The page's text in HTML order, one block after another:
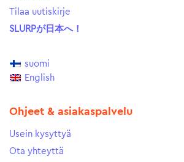
Tilaa uutiskirje
SLURPが日本へ！
suomi
English
Ohjeet & asiakaspalvelu
Usein kysyttyä
Ota yhteyttä